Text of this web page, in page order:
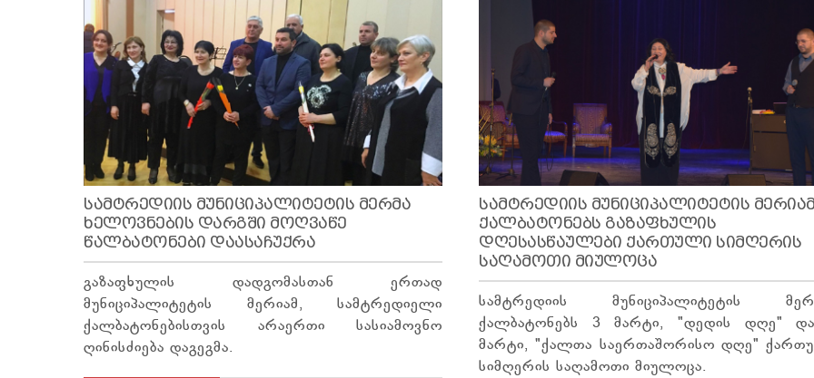
ᲡᲐᲛᲢᲠᲔᲓᲘᲘᲡ ᲛᲣᲜᲘᲪᲘᲞᲐᲚᲘᲢᲔᲢᲘᲡ ᲛᲔᲠᲛᲐ
ᲮᲔᲚᲝᲕᲜᲔᲑᲘᲡ ᲓᲐᲠᲒᲨᲘ ᲛᲝᲦᲕᲐᲬᲔ
ᲬᲐᲚᲑᲐᲢᲝᲜᲔᲑᲘ ᲓᲐᲐᲡᲐᲩᲣᲥᲠᲐ
გაზაფხულის დადგომასთან ერთად
მუნიციპალიტეტის მერიამ, სამტრედიელი
ქალბატონებისთვის არაერთი სასიამოვნო
ღინისძიება დაგეგმა.
ᲡᲐᲛᲢᲠᲔᲓᲘᲘᲡ ᲛᲣᲜᲘᲪᲘᲞᲐᲚᲘᲢᲔᲢᲘᲡ
ᲥᲐᲚᲑᲐᲢᲝᲜᲔᲑᲡ ᲒᲐᲖᲐᲤᲮᲣᲚᲘᲡ
ᲓᲦᲔᲡᲐᲡᲬᲐᲣᲚᲔᲑᲘ ᲥᲐᲠᲗᲣᲚᲘ ᲡᲘᲛᲦᲔᲠᲘᲡ
ᲡᲐᲦᲐᲛᲝᲗᲘ ᲛᲘᲣᲚᲝᲪᲐ
სამტრედიის მუნიციპალიტეტის
ქალბატონებს 3 მარტი, "დედის დღე"
მარტი, "ქალთა საერთაშორისო დღე"
სიმღერის საღამოთი მიულოცა.